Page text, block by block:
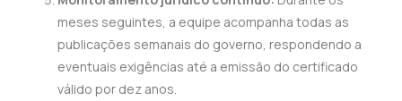
meses seguintes, a equipe acompanha todas as
publicações semanais do governo, respondendo a
eventuais exigências até a emissão do certificado
válido por dez anos.